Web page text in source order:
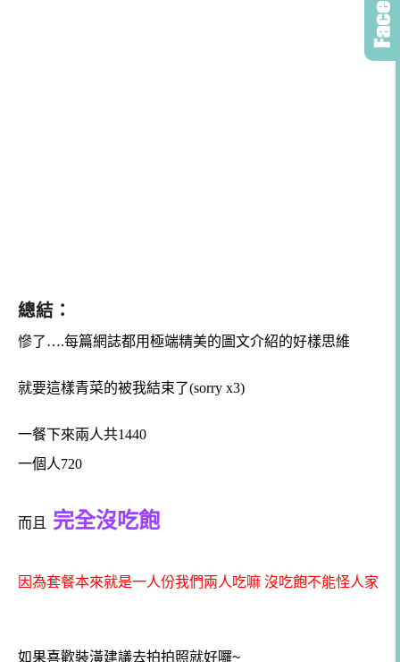
總結：
慘了….每篇網誌都用極端精美的圖文介紹的好樣思維
就要這樣青菜的被我結束了(sorry x3)
一餐下來兩人共1440
一個人720
而且 完全沒吃飽
因為套餐本來就是一人份我們兩人吃嘛 沒吃飽不能怪人家
如果喜歡裝潢建議去拍拍照就好囉~